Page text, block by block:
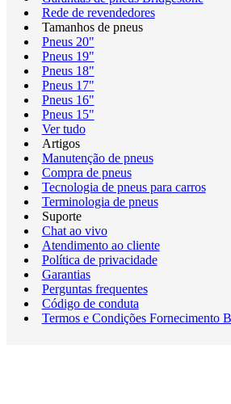
Rede de revendedores
Tamanhos de pneus
Pneus 20"
Pneus 19"
Pneus 18"
Pneus 17"
Pneus 16"
Pneus 15"
Ver tudo
Artigos
Manutenção de pneus
Compra de pneus
Tecnologia de pneus para carros
Terminologia de pneus
Suporte
Chat ao vivo
Atendimento ao cliente
Política de privacidade
Garantias
Perguntas frequentes
Código de conduta
Termos e Condições Fornecimento